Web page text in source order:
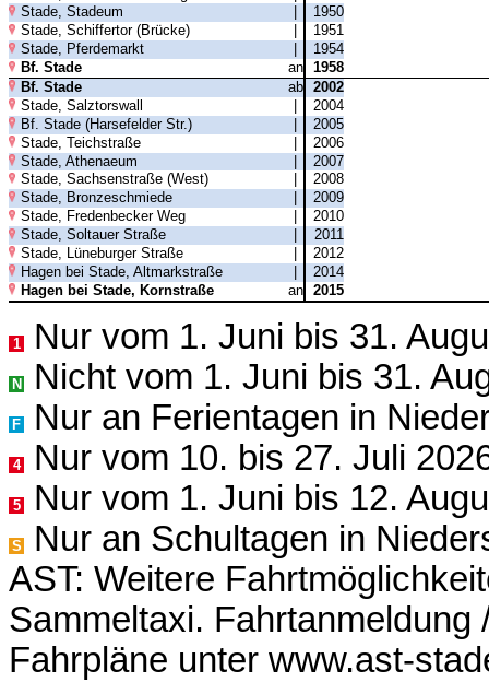
Stade, Stadeum
1950
Stade, Schiffertor (Brücke)
1951
Stade, Pferdemarkt
1954
Bf. Stade
an
1958
Bf. Stade
ab
2002
Stade, Salztorswall
2004
Bf. Stade (Harsefelder Str.)
2005
Stade, Teichstraße
|
2006
Stade, Athenaeum
|
2007
Stade, Sachsenstraße (West)
2008
Stade, Bronzeschmiede
2009
Stade, Fredenbecker Weg
2010
Stade, Soltauer Straße
2011
Stade, Lüneburger Straße
2012
Hagen bei Stade, Altmarkstraße
2014
Hagen bei Stade, Kornstraße
an 2015
1 Nur vom 1. Juni bis 31.
N Nicht vom 1. Juni bis 31.
F Nur an Ferientagen in
4 Nur vom 10. bis 27. Juli
5 Nur vom 1. Juni bis 12.
S
Nur an Schultagen in
AST: Weitere
Sammeltaxi.
Fahrpläne unter www.ast-